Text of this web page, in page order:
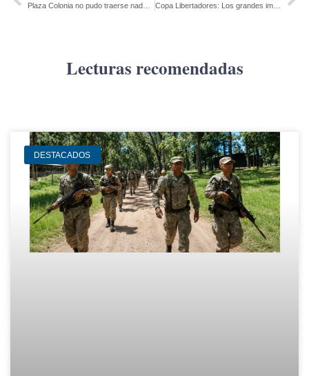
Copa Libertadores: Los grandes imponen su jerarquía en una semana inolvidable de Copa
Lecturas recomendadas
DESTACADOS